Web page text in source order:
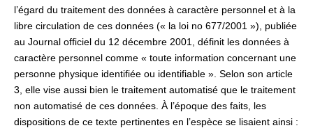
l’égard du traitement des données à caractère personnel et à la
libre circulation de ces données (« la loi no 677/2001 »), publiée
au Journal officiel du 12 décembre 2001, définit les données à
caractère personnel comme « toute information concernant une
personne physique identifiée ou identifiable ». Selon son article
3, elle vise aussi bien le traitement automatisé que le traitement
non automatisé de ces données. À l’époque des faits, les
dispositions de ce texte pertinentes en l’espèce se lisaient ainsi :